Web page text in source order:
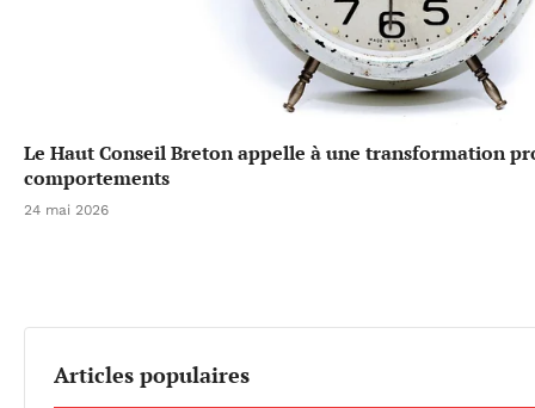
Le Haut Conseil Breton appelle à une transformation
comportements
24 mai 2026
Articles populaires